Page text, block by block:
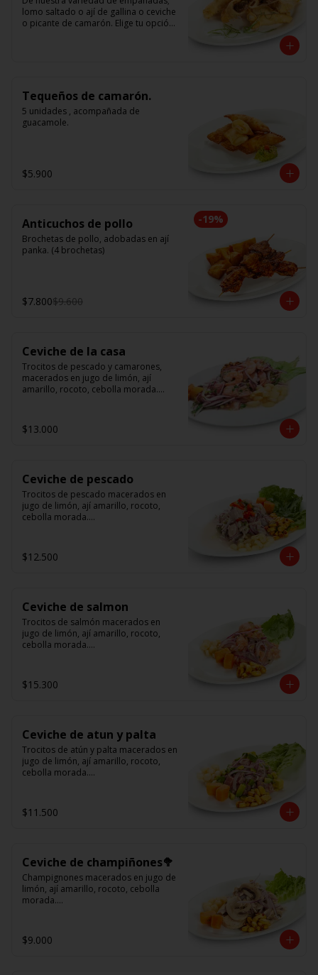
lomo saltado o ají de gallina o ceviche
o picante de camarón. Elige tu opción
Tequeños de camarón.
5 unidades , acompañada de
guacamole.
$5.900
-19%
Anticuchos de pollo
Brochetas de pollo, adobadas en ají
panka. (4 brochetas)
$7.800$9.600
Ceviche de la casa
Trocitos de pescado y camarones,
macerados en jugo de limón, ají
amarillo, rocoto, cebolla morada.
$13.000
Ceviche de pescado
Trocitos de pescado macerados en
jugo de limón, ají amarillo, rocoto,
cebolla morada.
$12.500
Ceviche de salmon
Trocitos de salmón macerados en
jugo de limón, ají amarillo, rocoto,
cebolla morada.
$15.300
Ceviche de atun y palta
Trocitos de atún y palta macerados en
jugo de limón, ají amarillo, rocoto,
cebolla morada.
$11.500
Ceviche de champiñones🥦
Champignones macerados en jugo de
limón, ají amarillo, rocoto, cebolla
morada.
$9.000